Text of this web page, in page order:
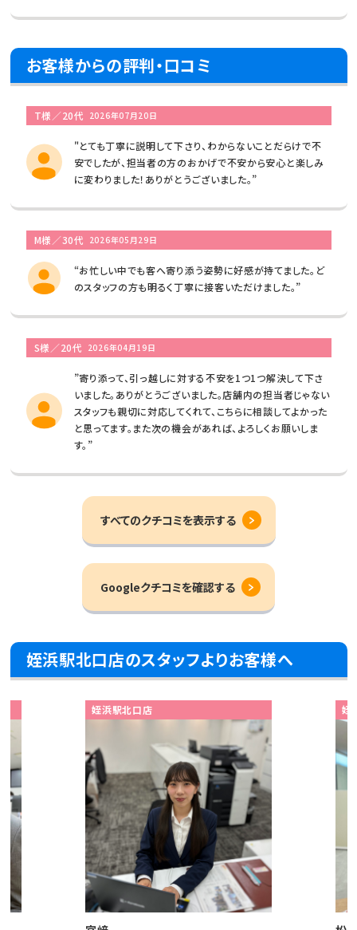
お客様からの評判・口コミ
T様／20代 2026年07月20日
"とても丁寧に説明して下さり、わからないことだらけで不
安でしたが、担当者の方のおかげで不安から安心と楽しみ
に変わりました！ありがとうございました。”
M様／30代 2026年05月29日
“お忙しい中でも客へ寄り添う姿勢に好感が持てました。ど
のスタッフの方も明るく丁寧に接客いただけました。”
S様／20代 2026年04月19日
”寄り添って、引っ越しに対する不安を1つ1つ解決して下さ
いました。ありがとうございました。店舗内の担当者じゃない
スタッフも親切に対応してくれて、こちらに相談してよかった
と思ってます。また次の機会があれば、よろしくお願いしま
す。”
すべてのクチコミを表示する
Googleクチコミを確認する
姪浜駅北口店のスタッフよりお客様へ
姪浜駅北口店 姪